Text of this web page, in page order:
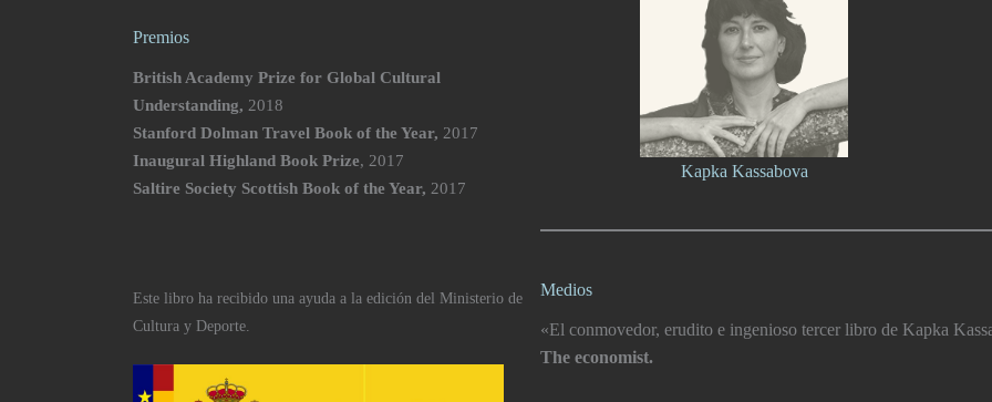
Premios
British Academy Prize for Global Cultural
Understanding, 2018
Stanford Dolman Travel Book of the Year, 2017
Inaugural Highland Book Prize, 2017
Saltire Society Scottish Book of the Year, 2017
Este libro ha recibido una ayuda a la edición del Ministerio de
Cultura y Deporte.
Kapka Kassabova
Medios
«El conmovedor, erudito e ingenioso tercer libro de Kapka
The economist.